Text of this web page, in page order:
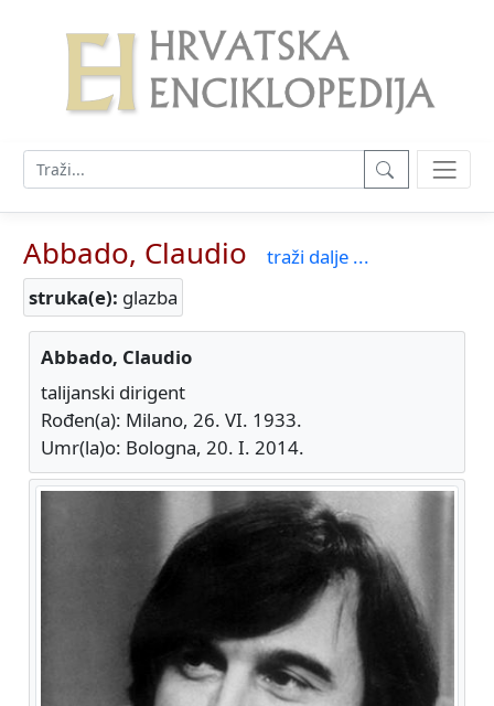
Abbado, Claudio
traži dalje ...
struka(e): glazba
Abbado, Claudio
talijanski dirigent
Rođen(a): Milano, 26. VI. 1933.
Umr(la)o: Bologna, 20. I. 2014.